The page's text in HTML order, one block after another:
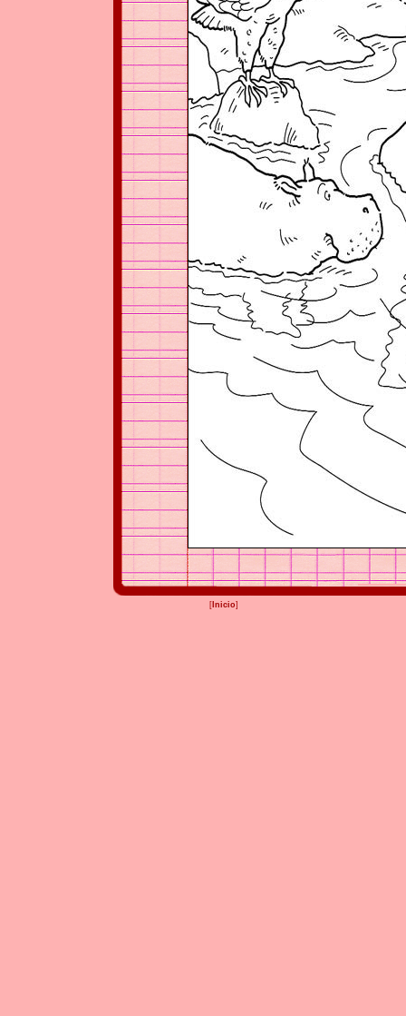
[Inicio]